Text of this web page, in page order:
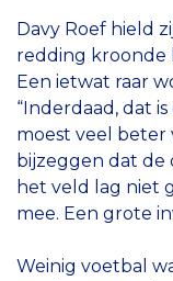
Davy Roef hield
redding kroonde
Een ietwat raar
“Inderdaad, dat
moest veel beter
bijzeggen dat de
het veld lag niet
mee. Een grote
Weinig voetbal